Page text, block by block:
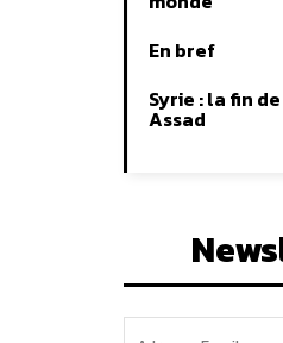
En bref
Syrie : la fin
Assad